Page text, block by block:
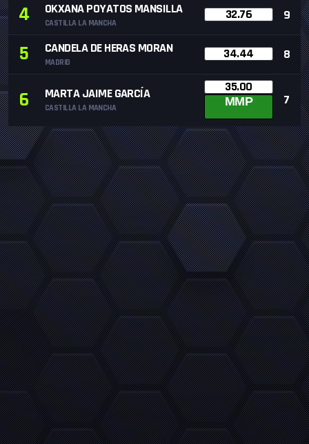
4 OKXANA POYATOS MANSILLA
CASTILLA LA MANCHA
32.76 9
5 CANDELA DE HERAS MORAN
MADRID
34.44 8
6 MARTA JAIME GARCÍA
CASTILLA LA MANCHA
35.00
MMP 7